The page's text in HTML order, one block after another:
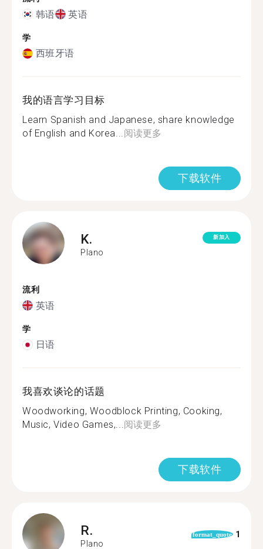
韩语 英语
学
西班牙语
我的语言学习目标
Learn Spanish and Japanese, share knowledge
of English and Korea...阅读更多
下载软件
K.
Plano
新加入
流利
英语
学
日语
我喜欢谈论的话题
Woodworking, Woodblock Printing, Cooking,
Music, Video Games,...阅读更多
下载软件
R.
Plano
format_quote 1